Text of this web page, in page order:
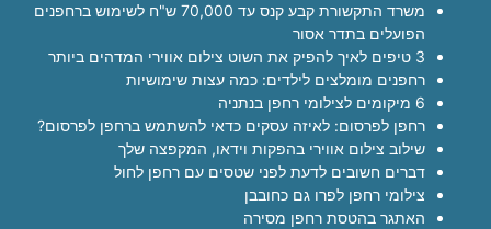
משרד התקשורת קבע קנס עד 70,000 ש"ח לשימוש ברחפנים
הפועלים בתדר אסור
3 טיפים לאיך להפיק את השוט צילום אווירי המדהים ביותר
רחפנים מומלצים לילדים: כמה עצות שימושיות
6 מיקומים לצילומי רחפן בנתניה
רחפן לפרסום: לאיזה עסקים כדאי להשתמש ברחפן לפרסום?
שילוב צילום אווירי בהפקות וידאו, המקפצה שלך
דברים חשובים לדעת לפני שטסים עם רחפן לחול
צילומי רחפן לפרו גם כחובבן
האתגר בהטסת רחפן מסירה